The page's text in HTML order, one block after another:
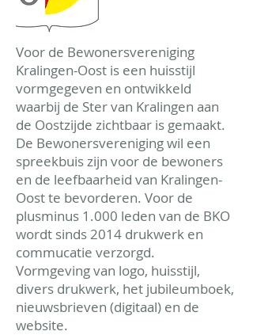
Voor de Bewonersvereniging
Kralingen-Oost is een huisstijl
vormgegeven en ontwikkeld
waarbij de Ster van Kralingen aan
de Oostzijde zichtbaar is gemaakt.
De Bewonersvereniging wil een
spreekbuis zijn voor de bewoners
en de leefbaarheid van Kralingen-
Oost te bevorderen. Voor de
plusminus 1.000 leden van de BKO
wordt sinds 2014 drukwerk en
commucatie verzorgd.
Vormgeving van logo, huisstijl,
divers drukwerk, het jubileumboek,
nieuwsbrieven (digitaal) en de
website.